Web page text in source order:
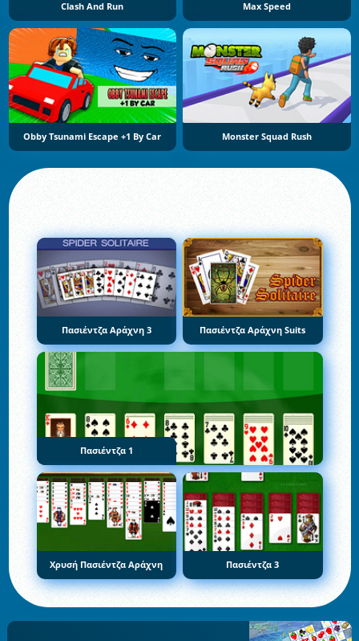
Clash And Run Max Speed
Obby Tsunami Escape +1 By Car Monster Squad Rush
Πασιέντζα Αράχνη 3 Πασιέντζα Αράχνη Suits
Πασιέντζα 1
Χρυσή Πασιέντζα Αράχνη Πασιέντζα 3